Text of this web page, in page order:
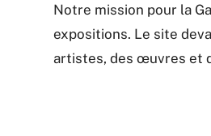
Notre mission pour la
expositions. Le site
artistes, des œuvres et